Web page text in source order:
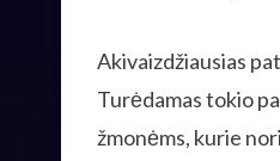
Akivaizdžiausias
Turėdamas tokio
žmonėms, kurie